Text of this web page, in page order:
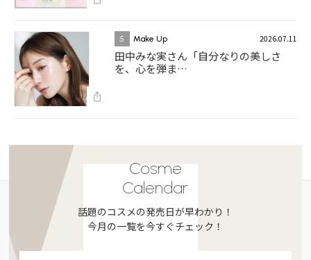
5 Make Up 2026.07.11
田中みな実さん「自分なりの美しさ
を、心を弾ま…
Cosme
Calendar
話題のコスメの発売日が早わかり！
今月の一覧を今すぐチェック！